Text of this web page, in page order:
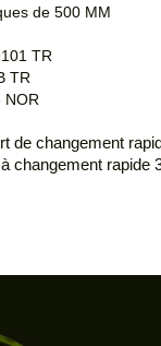
de 500 MM
TR
TR
NOR
de changement
changement